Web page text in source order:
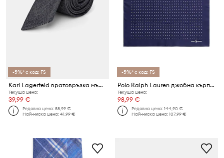
-5%* с код: FS
Karl Lagerfeld вратовръзка мъжка
Текуща цена:
39,99 €
Редовна цена:58,99 €
Най-ниска цена:41,99 €
-5%* с код: FS
Polo Ralph Lauren джобна кърпичка мъжка от коприна
Текуща цена:
98,99 €
Редовна цена:144,90 €
Най-ниска цена:107,99 €